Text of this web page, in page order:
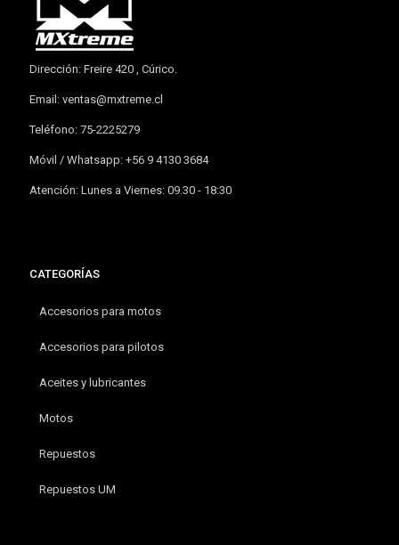
Dirección: Freire 420 , Cúrico.
Email: ventas@mxtreme.cl
Teléfono: 75-2225279
Móvil / Whatsapp: +56 9 4130 3684
Atención: Lunes a Viernes: 09.30 - 18:30
CATEGORÍAS
Accesorios para motos
Accesorios para pilotos
Aceites y lubricantes
Motos
Repuestos
Repuestos UM